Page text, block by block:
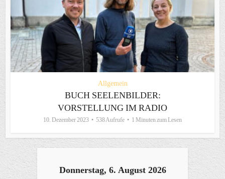
Allgemein
BUCH SEELENBILDER:
VORSTELLUNG IM RADIO
10. Dezember 2023 538 Aufrufe 1 Minuten zum Lesen
Donnerstag, 6. August 2026